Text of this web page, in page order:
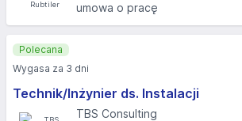
umowa o pracę
Technik/Inżynier ds. Instalacji
TBS Consulting
Polecana
Wygasa za 3 dni